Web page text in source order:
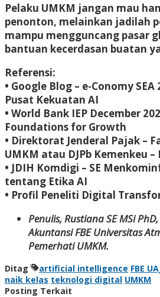
Pelaku UMKM jangan mau
penonton, melainkan jadilah
mampu mengguncang pasar
bantuan kecerdasan buatan
Referensi:
• Google Blog – e-Conomy
Pusat Kekuatan AI
• World Bank IEP December
Foundations for Growth
• Direktorat Jenderal Pajak –
UMKM atau DJPb Kemenkeu
• JDIH Komdigi – SE
tentang Etika AI
• Profil Peneliti Digital
Penulis, Rustiana SE MSi
Akuntansi FBE Universitas
Pemerhati UMKM.
Ditag artificial intelligence FBE
naik kelas teknologi digital UMKM
Posting Terkait